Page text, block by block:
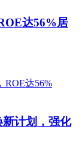
达56%居
计划，强化